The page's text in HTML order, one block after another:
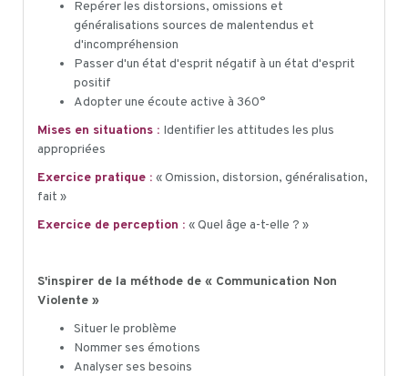
Repérer les distorsions, omissions et
généralisations sources de malentendus et
d'incompréhension
Passer d'un état d'esprit négatif à un état d'esprit
positif
Adopter une écoute active à 360°
Mises en situations : Identifier les attitudes les plus
appropriées
Exercice pratique : « Omission, distorsion, généralisation,
fait »
Exercice de perception : « Quel âge a-t-elle ? »
S'inspirer de la méthode de « Communication Non
Violente »
Situer le problème
Nommer ses émotions
Analyser ses besoins